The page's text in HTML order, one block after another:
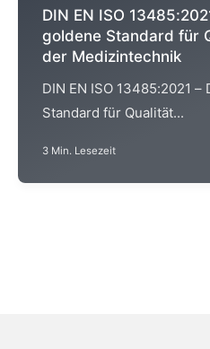
DIN EN ISO
goldene Standard für
der Medizintechnik
DIN EN ISO 13485:2021
Standard für Qualität...
3 Min. Lesezeit